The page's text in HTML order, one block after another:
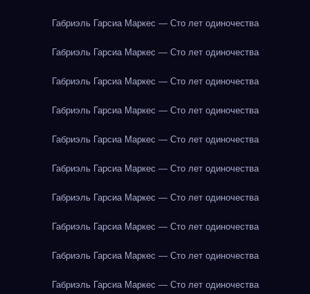
Габриэль Гарсиа Маркес — Сто лет одиночества
Габриэль Гарсиа Маркес — Сто лет одиночества
Габриэль Гарсиа Маркес — Сто лет одиночества
Габриэль Гарсиа Маркес — Сто лет одиночества
Габриэль Гарсиа Маркес — Сто лет одиночества
Габриэль Гарсиа Маркес — Сто лет одиночества
Габриэль Гарсиа Маркес — Сто лет одиночества
Габриэль Гарсиа Маркес — Сто лет одиночества
Габриэль Гарсиа Маркес — Сто лет одиночества
Габриэль Гарсиа Маркес — Сто лет одиночества